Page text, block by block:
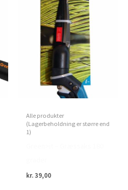
Alle produkter
(Lagerbeholdning er større end
1)
kr.39,00